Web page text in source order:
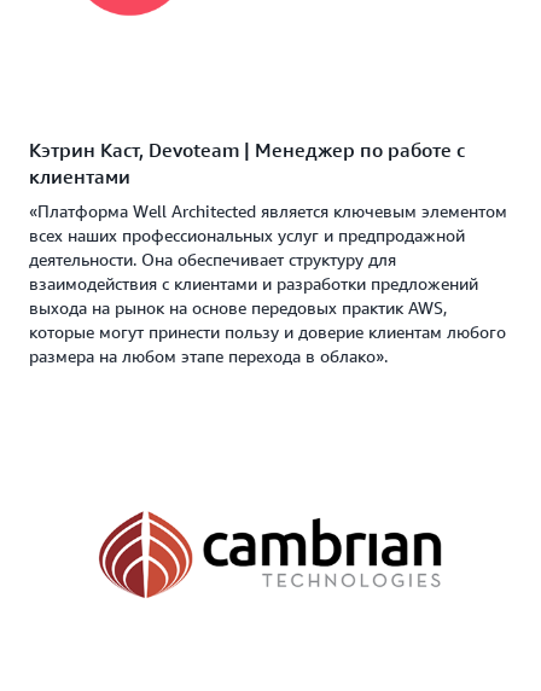
Кэтрин Каст, Devoteam | Менеджер по работе с
клиентами
«Платформа Well Architected является ключевым элементом
всех наших профессиональных услуг и предпродажной
деятельности. Она обеспечивает структуру для
взаимодействия с клиентами и разработки предложений
выхода на рынок на основе передовых практик AWS,
которые могут принести пользу и доверие клиентам любого
размера на любом этапе перехода в облако».